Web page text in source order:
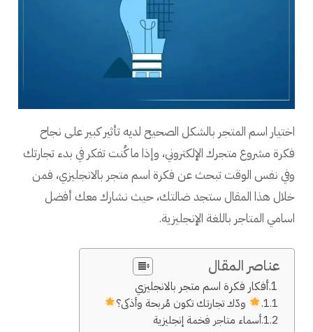
اختيار اسم المتجر بالشكل الصحيح لديه تأثير كبير على نجاح
فكرة مشروع متجرك الإلكتروني، وإذا ما كُنت تفكر في بدء تجارتك
وفي نفس الوقت تبحث عن فكرة اسم متجر بالانجليزي، فمن
خلال هذا المقال ستجد ضالتك، حيث نشارك معك أفضل
اسامي المتاجر باللغة الإنجليزية.
عناصر المقال
أفكار فكرة اسم متجر بالانجليزي
ودّك تجارتك تكون مُربحة وأذكى؟
أسماء متاجر فخمة إنجليزية